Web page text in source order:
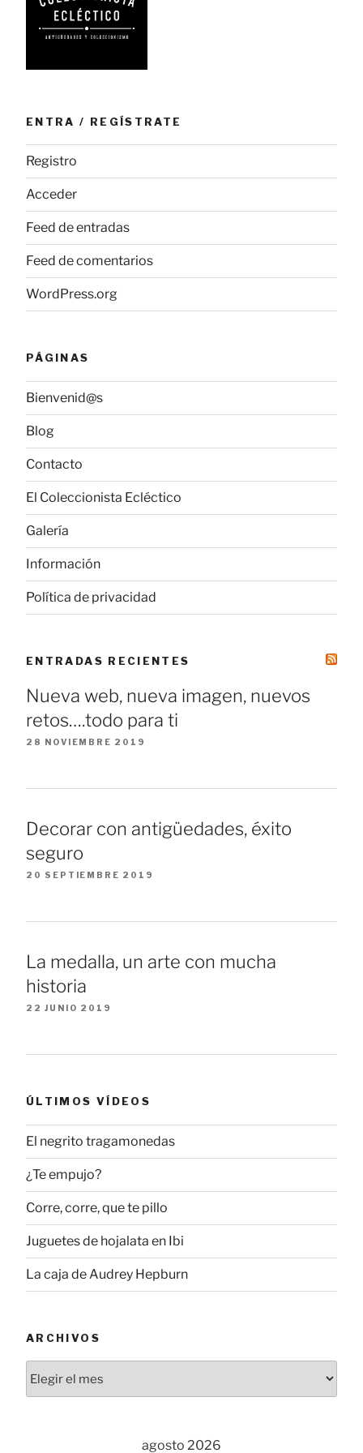
ENTRA / REGÍSTRATE
Registro
Acceder
Feed de entradas
Feed de comentarios
WordPress.org
PÁGINAS
Bienvenid@s
Blog
Contacto
El Coleccionista Ecléctico
Galería
Información
Política de privacidad
ENTRADAS RECIENTES
Nueva web, nueva imagen, nuevos
retos….todo para ti
28 NOVIEMBRE 2019
Decorar con antigüedades, éxito
seguro
20 SEPTIEMBRE 2019
La medalla, un arte con mucha
historia
22 JUNIO 2019
ÚLTIMOS VÍDEOS
El negrito tragamonedas
¿Te empujo?
Corre, corre, que te pillo
Juguetes de hojalata en Ibi
La caja de Audrey Hepburn
ARCHIVOS
agosto 2026